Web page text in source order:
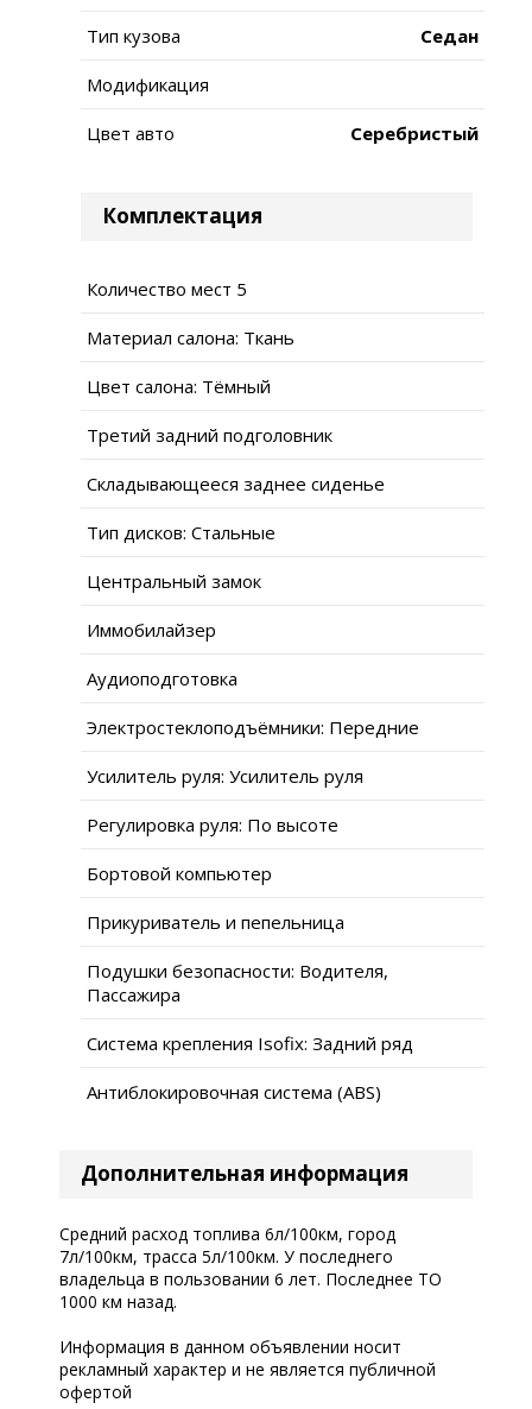
Тип кузова Седан
Модификация
Цвет авто Серебристый
Комплектация
Количество мест 5
Материал салона: Ткань
Цвет салона: Тёмный
Третий задний подголовник
Складывающееся заднее сиденье
Тип дисков: Стальные
Центральный замок
Иммобилайзер
Аудиоподготовка
Электростеклоподъёмники: Передние
Усилитель руля: Усилитель руля
Регулировка руля: По высоте
Бортовой компьютер
Прикуриватель и пепельница
Подушки безопасности: Водителя,
Пассажира
Система крепления Isofix: Задний ряд
Антиблокировочная система (ABS)
Дополнительная информация
Средний расход топлива 6л/100км, город
7л/100км, трасса 5л/100км. У последнего
владельца в пользовании 6 лет. Последнее ТО
1000 км назад.
Информация в данном объявлении носит
рекламный характер и не является публичной
офертой